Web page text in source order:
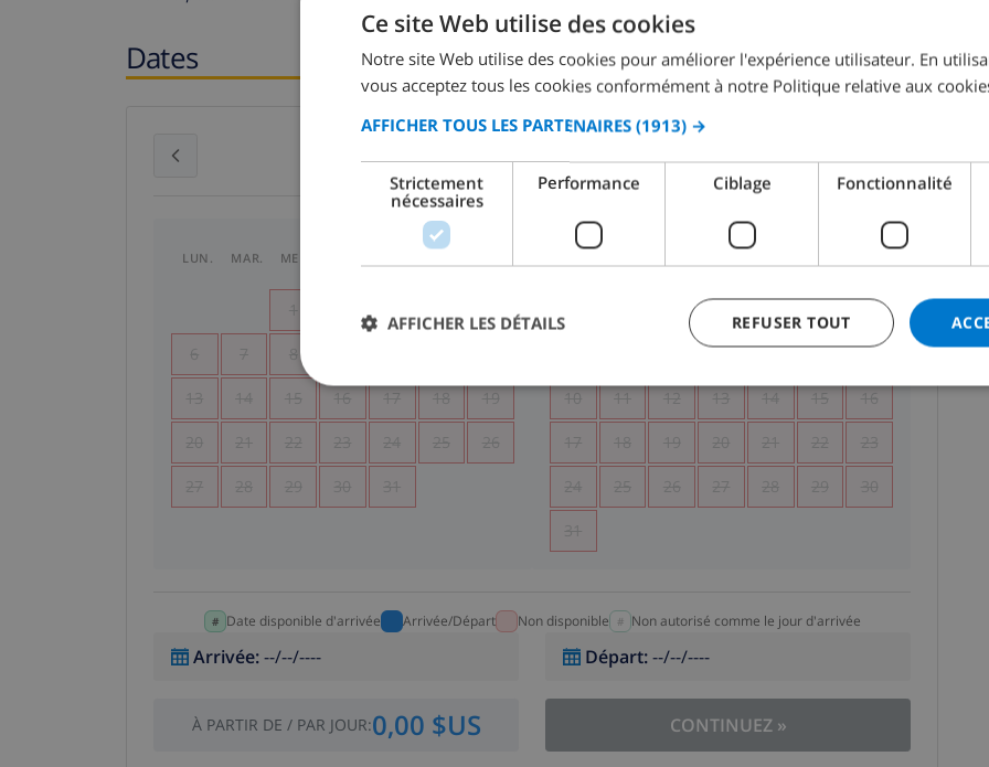
Dates
juillet 2026 août 2026
LUN. MAR. MER.
1
6 7 8
13 14 15 16 17 18 19
20 21 22 23 24 25 26
27 28 29 30 31
6 7 8 9
10 11 12 13 14 15 16
17 18 19 20 21 22 23
24 25 26 27 28 29 30
31
Date disponible d'arrivée Arrivée/Départ Non disponible Non autorisé comme le jour d'arrivée
Arrivée:--/--/---- Départ:--/--/----
À PARTIR DE / PAR JOUR:0,00 $US CONTINUEZ»
Ce site Web utilise des cookies
Notre site Web utilise des cookies pour améliorer l'expérience utilisateur. En
vous acceptez tous les cookies conformément à notre Politique relative aux
AFFICHER TOUS LES PARTENAIRES (1913) →
Strictement
nécessaires
Performance Ciblage Fonctionnalité
REFUSER TOUT
AFFICHER LES DÉTAILS